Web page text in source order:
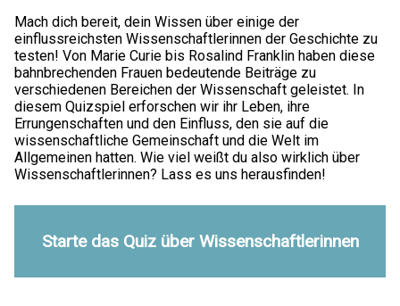
Mach dich bereit, dein Wissen über einige der
einflussreichsten Wissenschaftlerinnen der Geschichte zu
testen! Von Marie Curie bis Rosalind Franklin haben diese
bahnbrechenden Frauen bedeutende Beiträge zu
verschiedenen Bereichen der Wissenschaft geleistet. In
diesem Quizspiel erforschen wir ihr Leben, ihre
Errungenschaften und den Einfluss, den sie auf die
wissenschaftliche Gemeinschaft und die Welt im
Allgemeinen hatten. Wie viel weißt du also wirklich über
Wissenschaftlerinnen? Lass es uns herausfinden!
Starte das Quiz über Wissenschaftlerinnen